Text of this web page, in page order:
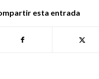
esta entrada